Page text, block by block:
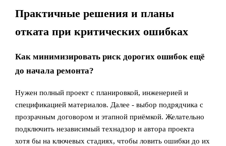
Практичные решения и планы
отката при критических ошибках
Как минимизировать риск дорогих ошибок ещё
до начала ремонта?
Нужен полный проект с планировкой, инженерией и
спецификацией материалов. Далее - выбор подрядчика с
прозрачным договором и этапной приёмкой. Желательно
подключить независимый технадзор и автора проекта
хотя бы на ключевых стадиях, чтобы ловить ошибки до их